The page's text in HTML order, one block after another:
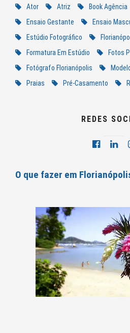
Ator Atriz Book Agência
Ensaio Gestante
Ensaio
Estúdio Fotográfico
Formatura Em Estúdio
Fotos
Fotógrafo Florianópolis
Praias
Pré-Casamento
REDES
O que fazer em